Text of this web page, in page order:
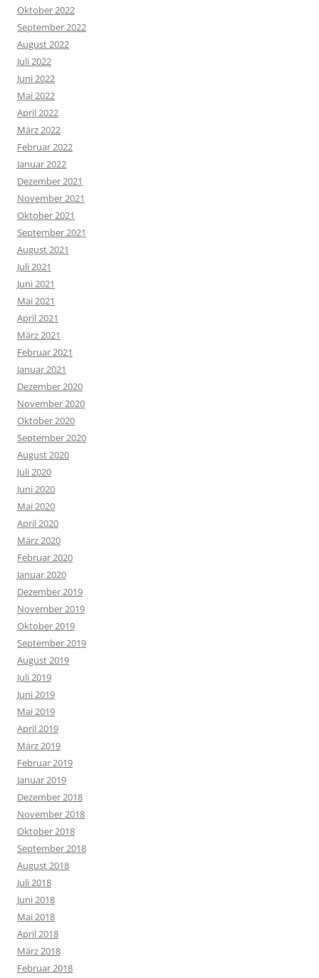
Oktober 2022
September 2022
August 2022
Juli 2022
Juni 2022
Mai 2022
April 2022
März 2022
Februar 2022
Januar 2022
Dezember 2021
November 2021
Oktober 2021
September 2021
August 2021
Juli 2021
Juni 2021
Mai 2021
April 2021
März 2021
Februar 2021
Januar 2021
Dezember 2020
November 2020
Oktober 2020
September 2020
August 2020
Juli 2020
Juni 2020
Mai 2020
April 2020
März 2020
Februar 2020
Januar 2020
Dezember 2019
November 2019
Oktober 2019
September 2019
August 2019
Juli 2019
Juni 2019
Mai 2019
April 2019
März 2019
Februar 2019
Januar 2019
Dezember 2018
November 2018
Oktober 2018
September 2018
August 2018
Juli 2018
Juni 2018
Mai 2018
April 2018
März 2018
Februar 2018